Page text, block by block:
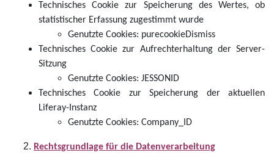
Technisches Cookie zur Speicherung des Wertes, ob
statistischer Erfassung zugestimmt wurde
Genutzte Cookies: purecookieDismiss
Technisches Cookie zur Aufrechterhaltung der Server-
Sitzung
Genutzte Cookies: JESSONID
Technisches Cookie zur Speicherung der aktuellen
Liferay-Instanz
Genutzte Cookies: Company_ID
Rechtsgrundlage für die Datenverarbeitung